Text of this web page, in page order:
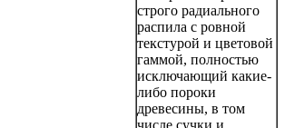
строго радиального
распила с ровной
текстурой и цветовой
гаммой, полностью
исключающий какие-
либо пороки
древесины, в том
числе сучки и